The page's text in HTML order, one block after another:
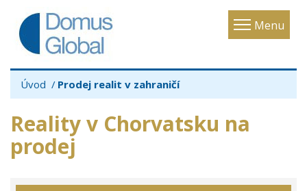
Menu
Toggle
Úvod Prodej realit v zahraničí
Reality v Chorvatsku na
prodej